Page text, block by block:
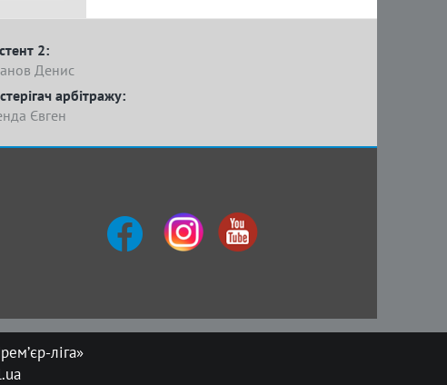
2:
Денис
арбітражу:
Євген
ліга»